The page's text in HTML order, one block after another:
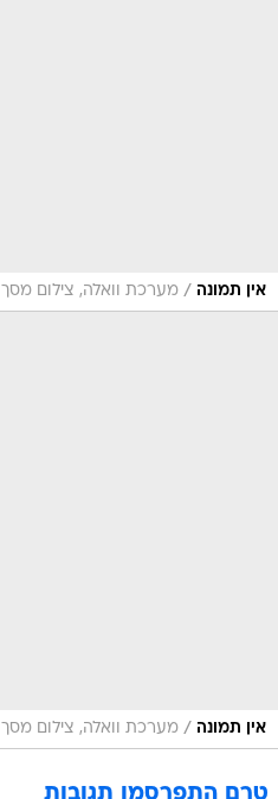
אין תמונה / מערכת וואלה, צילום מסך
אין תמונה / מערכת וואלה, צילום מסך